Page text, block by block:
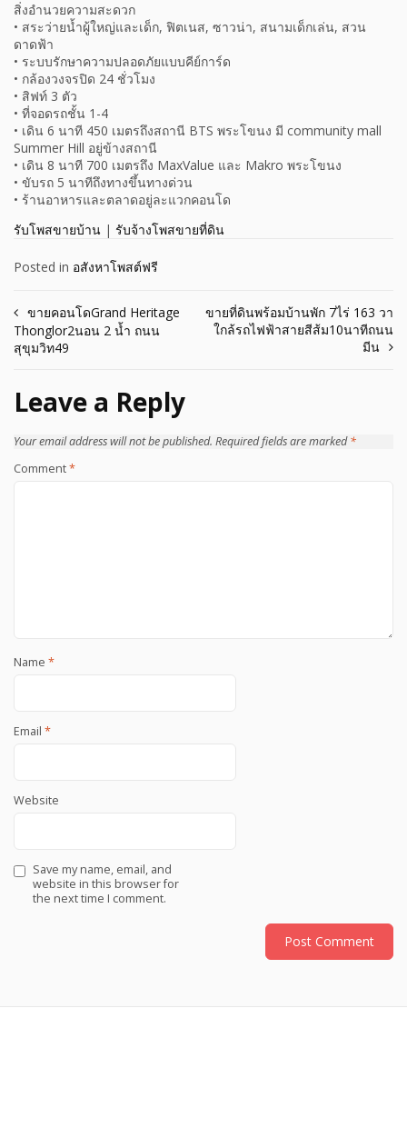
สิ่งอำนวยความสะดวก
• สระว่ายน้ำผู้ใหญ่และเด็ก, ฟิตเนส, ซาวน่า, สนามเด็กเล่น, สวน
ดาดฟ้า
• ระบบรักษาความปลอดภัยแบบคีย์การ์ด
• กล้องวงจรปิด 24 ชั่วโมง
• สิฟท์ 3 ตัว
• ที่จอดรถชั้น 1-4
• เดิน 6 นาที 450 เมตรถึงสถานี BTS พระโขนง มี community mall
Summer Hill อยู่ข้างสถานี
• เดิน 8 นาที 700 เมตรถึง MaxValue และ Makro พระโขนง
• ขับรถ 5 นาทีถึงทางขึ้นทางด่วน
• ร้านอาหารและตลาดอยู่ละแวกคอนโด
รับโพสขายบ้าน | รับจ้างโพสขายที่ดิน
Posted in อสังหาโพสต์ฟรี
Post
navigation
ขายคอนโดGrand Heritage
Thonglor2นอน 2 น้ำ ถนน
สุขุมวิท49
ขายที่ดินพร้อมบ้านพัก 7ไร่ 163 วา
ใกล้รถไฟฟ้าสายสีส้ม10นาทีถนน
มีน
Leave a Reply
Your email address will not be published. Required fields are marked*
Comment*
Name *
Email *
Website
Save my name, email, and
website in this browser for
the next time I comment.